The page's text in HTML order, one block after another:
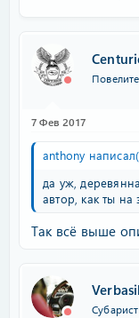
7 Фев 2017
anthony
да уж,
автор, как ты на
Так всё выше
Субарист